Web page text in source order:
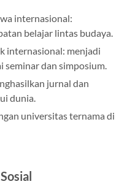
internasional:
belajar lintas budaya.
internasional: menjadi
seminar dan simposium.
jurnal dan
dunia.
universitas ternama di